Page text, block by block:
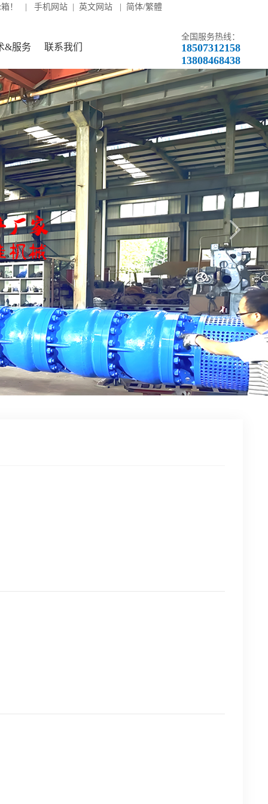
箱！ | 手机网站| 英文网站| 简体/繁體
&服务 联系我们
全国服务热线：
18507312158
13808468438